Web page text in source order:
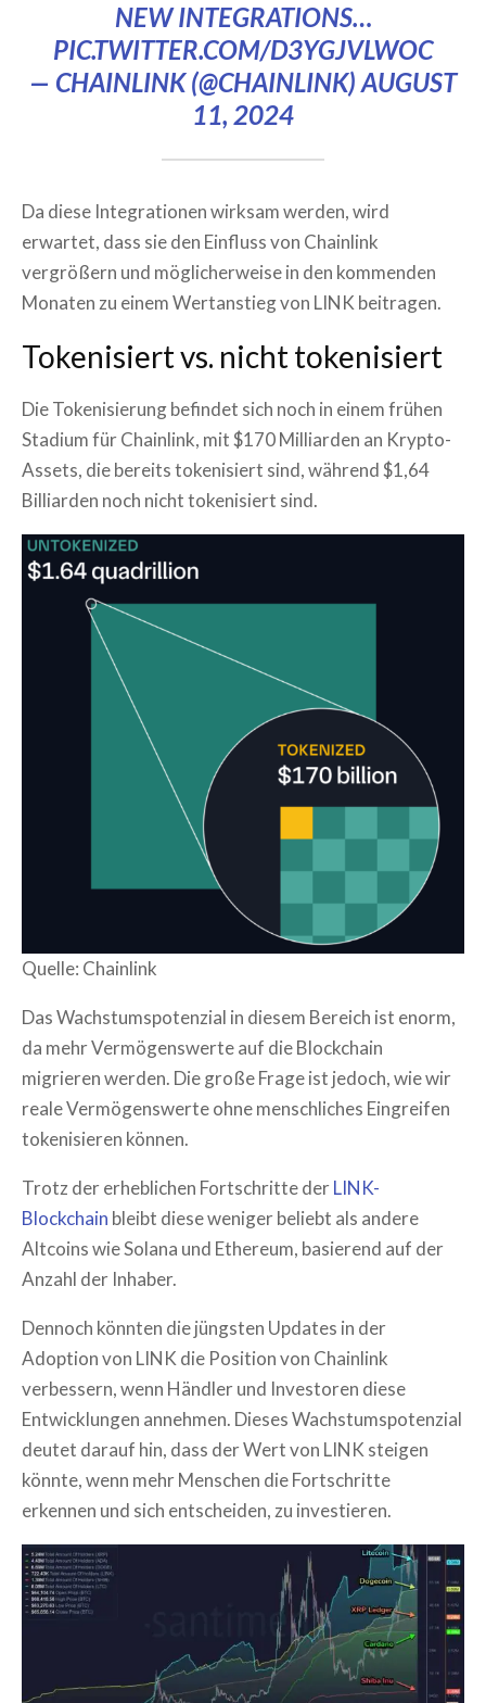
NEW INTEGRATIONS…
PIC.TWITTER.COM/D3YGJVLWOC
— CHAINLINK (@CHAINLINK)AUGUST
11, 2024
Da diese Integrationen wirksam werden, wird
erwartet, dass sie den Einfluss von Chainlink
vergrößern und möglicherweise in den kommenden
Monaten zu einem Wertanstieg von LINK beitragen.
Tokenisiert vs. nicht tokenisiert
Die Tokenisierung befindet sich noch in einem frühen
Stadium für Chainlink, mit $170 Milliarden an Krypto-
Assets, die bereits tokenisiert sind, während $1,64
Billiarden noch nicht tokenisiert sind.
Quelle: Chainlink
Das Wachstumspotenzial in diesem Bereich ist enorm,
da mehr Vermögenswerte auf die Blockchain
migrieren werden. Die große Frage ist jedoch, wie wir
reale Vermögenswerte ohne menschliches Eingreifen
tokenisieren können.
Trotz der erheblichen Fortschritte derLINK-
Blockchain bleibt diese weniger beliebt als andere
Altcoins wie Solana und Ethereum, basierend auf der
Anzahl der Inhaber.
Dennoch könnten die jüngsten Updates in der
Adoption von LINK die Position von Chainlink
verbessern, wenn Händler und Investoren diese
Entwicklungen annehmen. Dieses Wachstumspotenzial
deutet darauf hin, dass der Wert von LINK steigen
könnte, wenn mehr Menschen die Fortschritte
erkennen und sich entscheiden, zu investieren.